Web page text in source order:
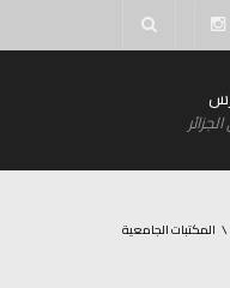
المكتبات الجامعية